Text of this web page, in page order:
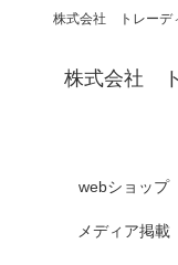
株式会社 トレーデ
株式会社
webショップ
メディア掲載